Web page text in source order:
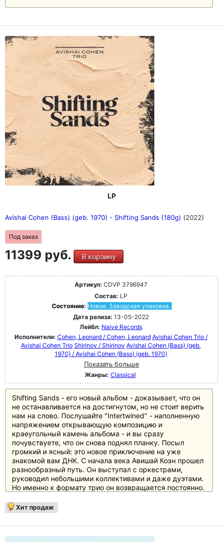
LP
Avishai Cohen (Bass) (geb. 1970) - Shifting Sands (180g) (2022)
Под заказ
11399 руб. В корзину
Артикул: CDVP 3796947
Состав: LP
Состояние: Новое. Заводская упаковка.
Дата релиза: 13-05-2022
Лейбл: Naive Records
Исполнители: Cohen, Leonard / Cohen, Leonard Avishai Cohen Trio /
Avishai Cohen Trio Shirinov / Shirinov Avishai Cohen (Bass) (geb.
1970) / Avishai Cohen (Bass) (geb. 1970)
Показать больше
Жанры: Classical
Shifting Sands - его новый альбом - доказывает, что он
не останавливается на достигнутом, но не стоит верить
нам на слово. Послушайте "Intertwined" - наполненную
напряжением открывающую композицию и
краеугольный камень альбома - и вы сразу
почувствуете, что он снова поднял планку. Посыл
громкий и ясный: это новое приключение на уже
знакомой вам ДНК. С начала века Авишай Коэн прошел
разнообразный путь. Он выступал с оркестрами,
руководил небольшими коллективами и даже дуэтами.
Но именно к формату трио он возвращается постоянно.
Трио всегда работает, потому что в нем есть все
элементы. Фортепиано само по себе как оркестр.
Хит продаж